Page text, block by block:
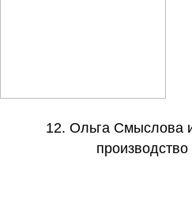
12. Ольга Смыслова
производство